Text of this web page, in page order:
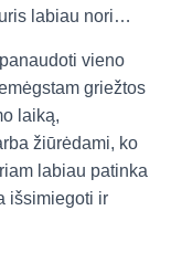
labiau nori…
vieno
griežtos
laiką,
žiūrėdami, ko
labiau patinka
išsimiegoti ir